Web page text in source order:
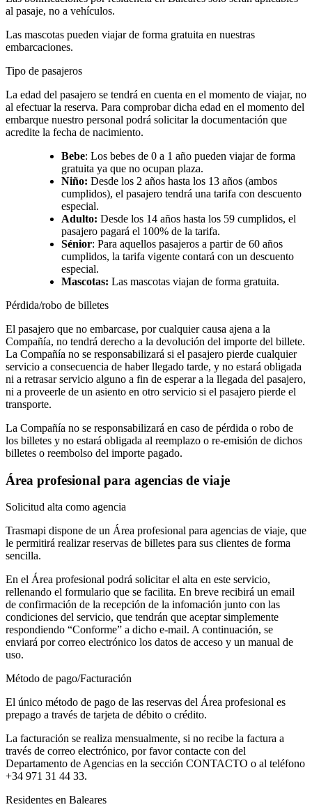
al pasaje, no a vehículos.
Las mascotas pueden viajar de forma gratuita en nuestras
embarcaciones.
Tipo de pasajeros
La edad del pasajero se tendrá en cuenta en el momento de viajar, no
al efectuar la reserva. Para comprobar dicha edad en el momento del
embarque nuestro personal podrá solicitar la documentación que
acredite la fecha de nacimiento.
Bebe: Los bebes de 0 a 1 año pueden viajar de forma
gratuita ya que no ocupan plaza.
Niño: Desde los 2 años hasta los 13 años (ambos
cumplidos), el pasajero tendrá una tarifa con descuento
especial.
Adulto: Desde los 14 años hasta los 59 cumplidos, el
pasajero pagará el 100% de la tarifa.
Sénior: Para aquellos pasajeros a partir de 60 años
cumplidos, la tarifa vigente contará con un descuento
especial.
Mascotas: Las mascotas viajan de forma gratuita.
Pérdida/robo de billetes
El pasajero que no embarcase, por cualquier causa ajena a la
Compañía, no tendrá derecho a la devolución del importe del billete.
La Compañía no se responsabilizará si el pasajero pierde cualquier
servicio a consecuencia de haber llegado tarde, y no estará obligada
ni a retrasar servicio alguno a fin de esperar a la llegada del pasajero,
ni a proveerle de un asiento en otro servicio si el pasajero pierde el
transporte.
La Compañía no se responsabilizará en caso de pérdida o robo de
los billetes y no estará obligada al reemplazo o re-emisión de dichos
billetes o reembolso del importe pagado.
Área profesional para agencias de viaje
Solicitud alta como agencia
Trasmapi dispone de un Área profesional para agencias de viaje, que
le permitirá realizar reservas de billetes para sus clientes de forma
sencilla.
En el Área profesional podrá solicitar el alta en este servicio,
rellenando el formulario que se facilita. En breve recibirá un email
de confirmación de la recepción de la infomación junto con las
condiciones del servicio, que tendrán que aceptar simplemente
respondiendo “Conforme” a dicho e-mail. A continuación, se
enviará por correo electrónico los datos de acceso y un manual de
uso.
Método de pago/Facturación
El único método de pago de las reservas del Área profesional es
prepago a través de tarjeta de débito o crédito.
La facturación se realiza mensualmente, si no recibe la factura a
través de correo electrónico, por favor contacte con del
Departamento de Agencias en la sección CONTACTO o al teléfono
+34 971 31 44 33.
Residentes en Baleares